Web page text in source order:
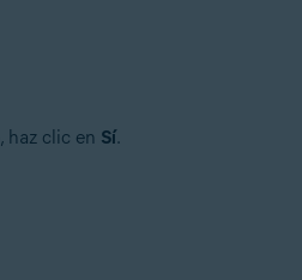
, haz clic en Sí.